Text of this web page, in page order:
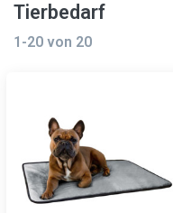
Tierbedarf
1-20 von 20